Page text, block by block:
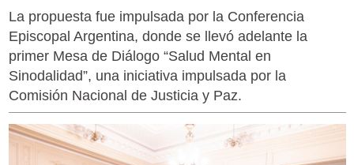
La propuesta fue impulsada por la Conferencia
Episcopal Argentina, donde se llevó adelante la
primer Mesa de Diálogo “Salud Mental en
Sinodalidad”, una iniciativa impulsada por la
Comisión Nacional de Justicia y Paz.